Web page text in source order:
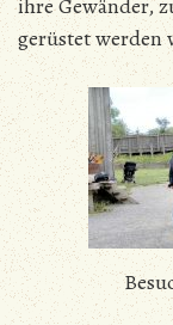
ihre Gewänder,
gerüstet werden